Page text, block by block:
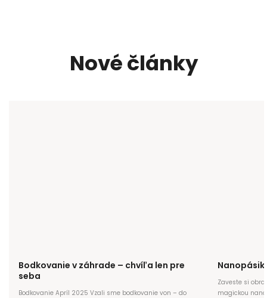
Nové články
Bodkovanie v záhrade – chvíľa len pre
seba
Bodkovanie Apríl 2025 Vzali sme bodkovanie von – do
Zaveste si
magickou